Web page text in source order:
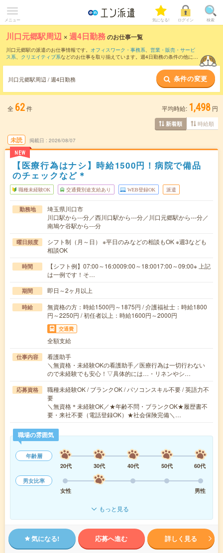
メニュー 気になる! ログイン 検索
川口元郷駅周辺 ×週4日勤務のお仕事一覧
川口元郷駅の派遣のお仕事情報です。 オフィスワーク・事務系、 営業・販売・サービ
ス系、 クリエイティブ系などのお仕事を取り揃えています。週4日勤務の条件の他に、
川口元郷駅周辺 / 週4日勤務 条件の変更
全 62件 平均時給: 1,498 円
新着順 時給順
未読
NEW
掲載日 2026/08/07
【医療行為はナシ】時給1500円！病院で備品
のチェックなど＊
職種未経験OK 交通費別途支給あり WEB登録OK 派遣
勤務地
埼玉県川口市
川口駅から---分／西川口駅から---分／川口元郷駅から---分／
南鳩ケ谷駅から---分
曜日頻度
シフト制（月～日） ※平日のみなどの相談もOK ※週3なども
相談OK
時間
【シフト例】07:00～16:0009:00～18:0017:00～09:00※ 上記
は一例です！そ…
期間 即日～2ヶ月以上
時給
無資格の方：時給1500円～1875円 / 介護福祉士：時給1800
円～2250円 / 初任者以上：時給1600円～2000円
交通費
全額支給
仕事内容
看護助手
＼無資格・未経験OKの看護助手／医療行為は一切行わない
ので未経験でも安心！▽具体的には…・リネンやシ…
応募資格
職種未経験OK / ブランクOK / パソコンスキル不要 / 英語力不
要
＼無資格＊未経験OK／★年齢不問・ブランクOK★履歴書不
要・来社不要（電話登録OK）★社会保険完備＼…
職場の雰囲気
年齢層
20代
30代 40代 50代
60代
男女比率
女性
男性
もっと見る
気になる! 応募へ進む 詳しく見る